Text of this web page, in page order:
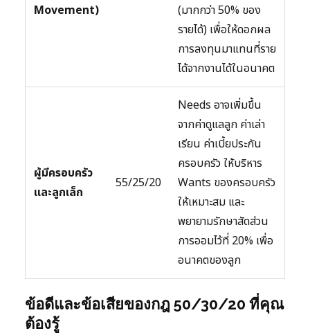
Movement)
(มากกว่า 50% ของ
รายได้) เพื่อให้ดอกผล
การลงทุนมาแทนที่ราย
ได้จากงานได้ในอนาคต
ผู้มีครอบครัว
และลูกเล็ก
55/25/20
Needs อาจเพิ่มขึ้น
จากค่าดูแลลูก ค่าเล่า
เรียน ค่าเบี้ยประกัน
ครอบครัว ให้บริหาร
Wants ของครอบครัว
ให้เหมาะสม และ
พยายามรักษาสัดส่วน
การออมไว้ที่ 20% เพื่อ
อนาคตของลูก
ข้อดีและข้อเสียของกฎ 50/30/20 ที่คุณ
ต้องรู้